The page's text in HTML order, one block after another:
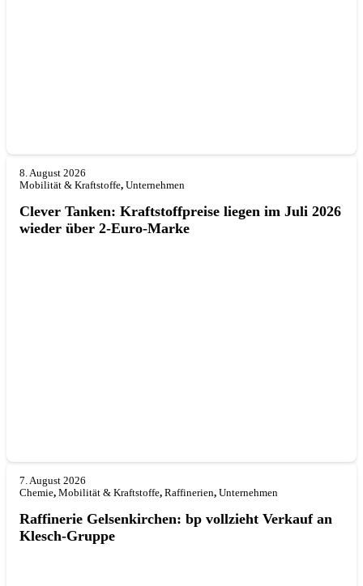
8. August 2026
Mobilität & Kraftstoffe, Unternehmen
Clever Tanken: Kraftstoffpreise liegen im Juli 2026
wieder über 2-Euro-Marke
7. August 2026
Chemie, Mobilität & Kraftstoffe, Raffinerien, Unternehmen
Raffinerie Gelsenkirchen: bp vollzieht Verkauf an
Klesch-Gruppe